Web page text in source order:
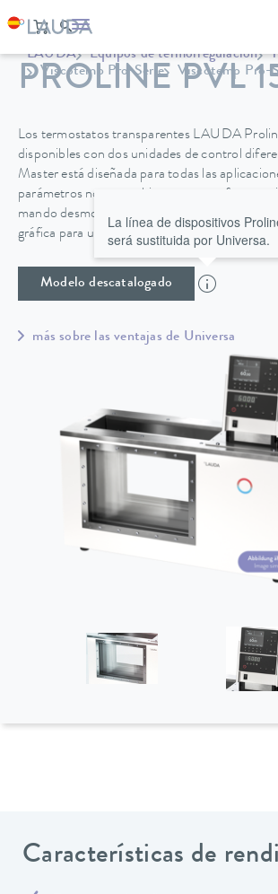
LAUDA Equipos de termorregulación
Viscotemp Pro-Serie
Viscotemp Pro-
PROLINE PVL
Los termostatos transparentes LAUDA
disponibles con dos unidades de control
Master está diseñada para todas las
parámetros no se cambian con tanta
mando desmontable Command ofrece una
gráfica para un manejo cómodo, además de
Modelo descatalogado
La línea de dispositivos
será sustituida por Universa.
más sobre las ventajas de Universa
Características de